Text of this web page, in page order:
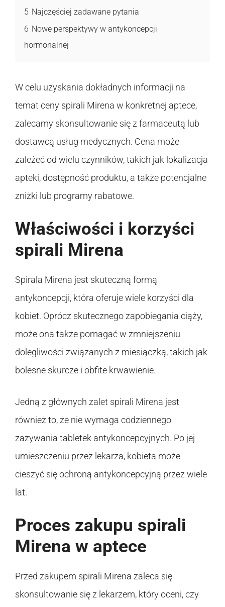
5 Najczęściej zadawane pytania
6 Nowe perspektywy w antykoncepcji
hormonalnej
W celu uzyskania dokładnych informacji na
temat ceny spirali Mirena w konkretnej aptece,
zalecamy skonsultowanie się z farmaceutą lub
dostawcą usług medycznych. Cena może
zależeć od wielu czynników, takich jak lokalizacja
apteki, dostępność produktu, a także potencjalne
zniżki lub programy rabatowe.
Właściwości i korzyści
spirali Mirena
Spirala Mirena jest skuteczną formą
antykoncepcji, która oferuje wiele korzyści dla
kobiet. Oprócz skutecznego zapobiegania ciąży,
może ona także pomagać w zmniejszeniu
dolegliwości związanych z miesiączką, takich jak
bolesne skurcze i obfite krwawienie.
Jedną z głównych zalet spirali Mirena jest
również to, że nie wymaga codziennego
zażywania tabletek antykoncepcyjnych. Po jej
umieszczeniu przez lekarza, kobieta może
cieszyć się ochroną antykoncepcyjną przez wiele
lat.
Proces zakupu spirali
Mirena w aptece
Przed zakupem spirali Mirena zaleca się
skonsultowanie się z lekarzem, który oceni, czy